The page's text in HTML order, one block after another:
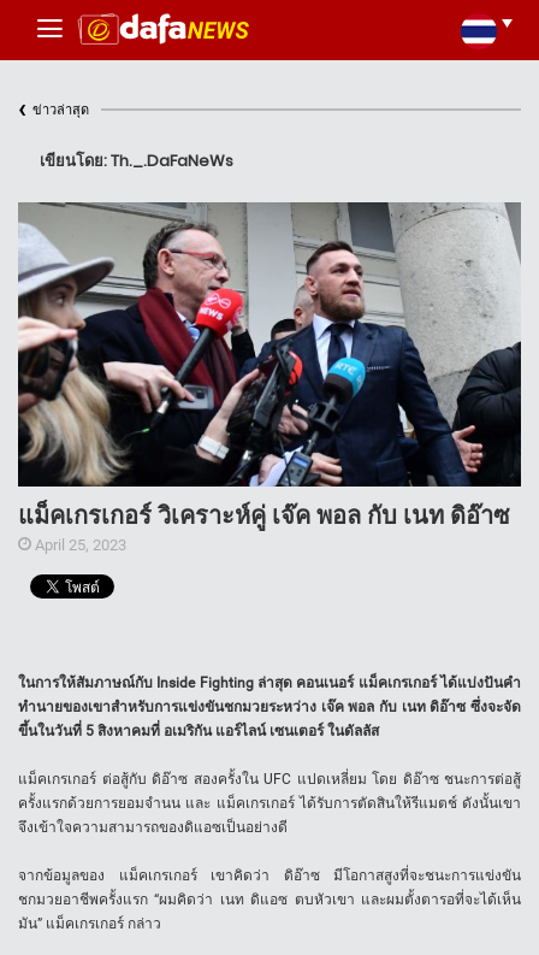
‹ ข่าวล่าสุด
เขียนโดย: Th._.DaFaNeWs
แม็คเกรเกอร์ วิเคราะห์คู่ เจ๊ค พอล กับ เนท ดิอ๊าซ
April 25, 2023
ในการให้สัมภาษณ์กับ Inside Fighting ล่าสุด คอนเนอร์ แม็คเกรเกอร์ ได้แบ่งปันคำ
ทำนายของเขาสำหรับการแข่งขันชกมวยระหว่าง เจ๊ค พอล กับ เนท ดิอ๊าซ ซึ่งจะจัด
ขึ้นในวันที่ 5 สิงหาคมที่ อเมริกัน แอร์ไลน์ เซนเตอร์ ในดัลลัส
แม็คเกรเกอร์ ต่อสู้กับ ดิอ๊าซ สองครั้งใน UFC แปดเหลี่ยม โดย ดิอ๊าซ ชนะการต่อสู้
ครั้งแรกด้วยการยอมจำนน และ แม็คเกรเกอร์ ได้รับการตัดสินให้รีแมตช์ ดังนั้นเขา
จึงเข้าใจความสามารถของดิแอซเป็นอย่างดี
จากข้อมูลของ แม็คเกรเกอร์ เขาคิดว่า ดิอ๊าซ มีโอกาสสูงที่จะชนะการแข่งขัน
ชกมวยอาชีพครั้งแรก “ผมคิดว่า เนท ดิแอซ ตบหัวเขา และผมตั้งตารอที่จะได้เห็น
มัน” แม็คเกรเกอร์ กล่าว